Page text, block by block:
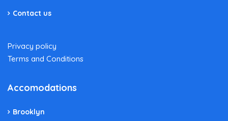
Contact us
Privacy policy
Terms and Conditions
Accomodations
Brooklyn